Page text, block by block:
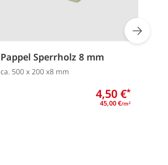
Pappel Sperrholz 8 mm
ca. 500 x 200 x8 mm
4,50 €*
45,00 €/m2